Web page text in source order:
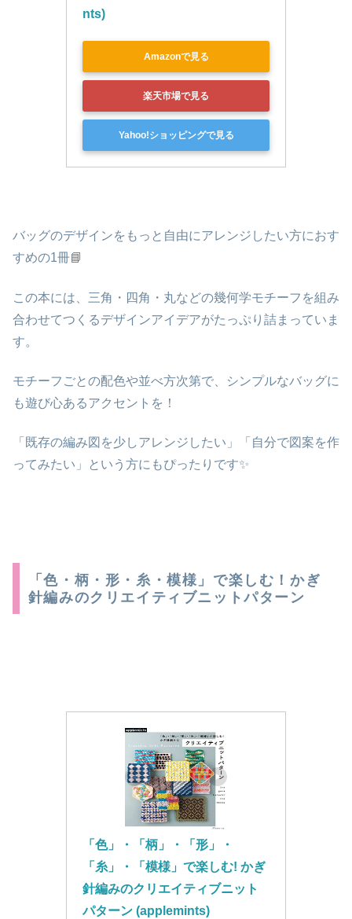
nts)
Amazonで見る
楽天市場で見る
Yahoo!ショッピングで見る
バッグのデザインをもっと自由にアレンジしたい方におす
すめの1冊📘
この本には、三角・四角・丸などの幾何学モチーフを組み
合わせてつくるデザインアイデアがたっぷり詰まっていま
す。
モチーフごとの配色や並べ方次第で、
シンプルなバッグに
も遊び心あるアクセント を！
「既存の編み図を少しアレンジしたい」「自分で図案を作
ってみたい」という方にもぴったりです✨
「色・柄・形・糸・模様」で楽しむ！かぎ
針編みのクリエイティブニットパターン
「色」・「柄」・「形」・
「糸」・「模様」で楽しむ! かぎ
針編みのクリエイティブニット
パターン (applemints)